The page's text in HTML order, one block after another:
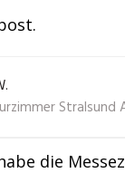
Stralsund
die